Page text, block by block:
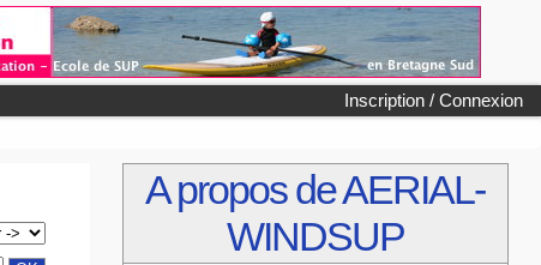
Inscription / Connexion
A propos de AERIAL-
WINDSUP